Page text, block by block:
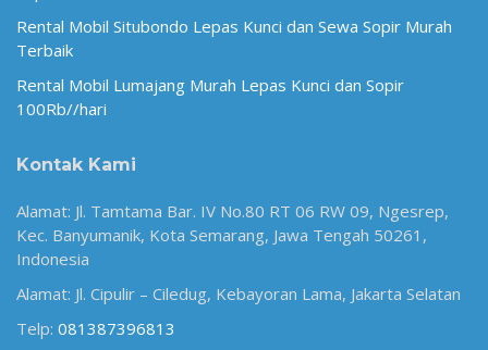
Rental Mobil Situbondo Lepas Kunci dan Sewa Sopir Murah
Terbaik
Rental Mobil Lumajang Murah Lepas Kunci dan Sopir
100Rb//hari
Kontak Kami
Alamat: Jl. Tamtama Bar. IV No.80 RT 06 RW 09, Ngesrep,
Kec. Banyumanik, Kota Semarang, Jawa Tengah 50261,
Indonesia
Alamat: Jl. Cipulir – Ciledug, Kebayoran Lama, Jakarta Selatan
Telp: 081387396813